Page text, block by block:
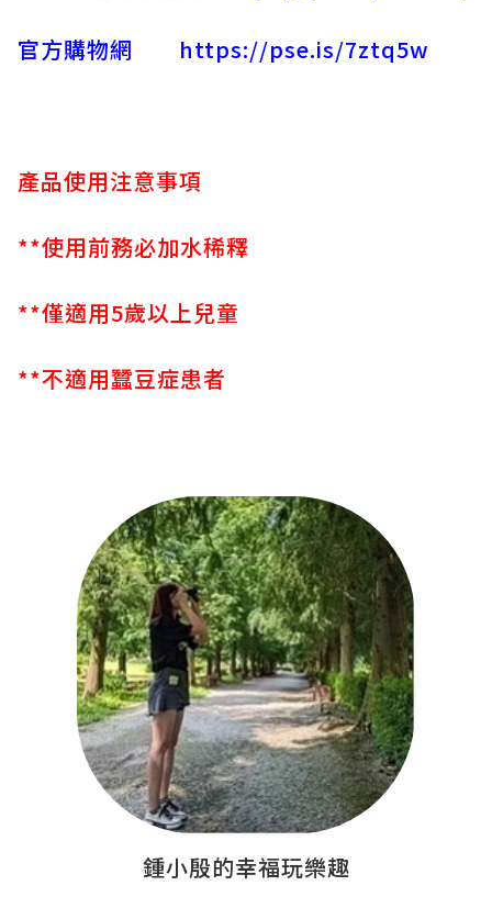
官方購物網 https://pse.is/7ztq5w
產品使用注意事項
**使用前務必加水稀釋
**僅適用5歲以上兒童
**不適用蠶豆症患者
鍾小殷的幸福玩樂趣